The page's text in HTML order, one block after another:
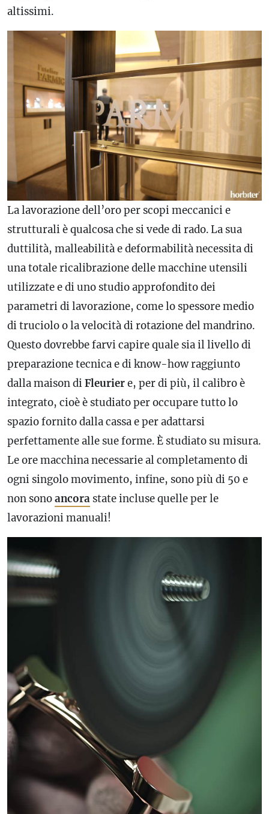
altissimi.
La lavorazione dell’oro per scopi meccanici e
strutturali è qualcosa che si vede di rado. La sua
duttilità, malleabilità e deformabilità necessita di
una totale ricalibrazione delle macchine utensili
utilizzate e di uno studio approfondito dei
parametri di lavorazione, come lo spessore medio
di truciolo o la velocità di rotazione del mandrino.
Questo dovrebbe farvi capire quale sia il livello di
preparazione tecnica e di know-how raggiunto
dalla maison diFleuriere, per di più, ilcalibroè
integrato, cioè è studiato per occupare tutto lo
spazio fornito dalla cassa e per adattarsi
perfettamente alle sue forme. È studiato su misura.
Le ore macchina necessarie al completamento di
ogni singolo movimento, infine, sono più di 50 e
non sonoancora state incluse quelle per le
lavorazioni manuali!